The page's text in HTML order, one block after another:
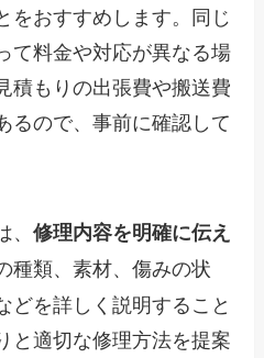
をおすすめします。同じ
て料金や対応が異なる場
積もりの出張費や搬送費
るので、事前に確認して
、修理内容を明確に伝え
種類、素材、傷みの状
どを詳しく説明すること
と適切な修理方法を提案